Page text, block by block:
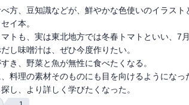
方、豆知識などが、鮮やかな色使いのイラス
イ本。
トも、実は東北地方では冬春トマトといい、7
し味噌汁は、ぜひ今度作りたい。
き、野菜と魚が無性に食べたくなる。
料理の素材そのものにも目を向けるようにな
し、より詳しく学びたくなった。